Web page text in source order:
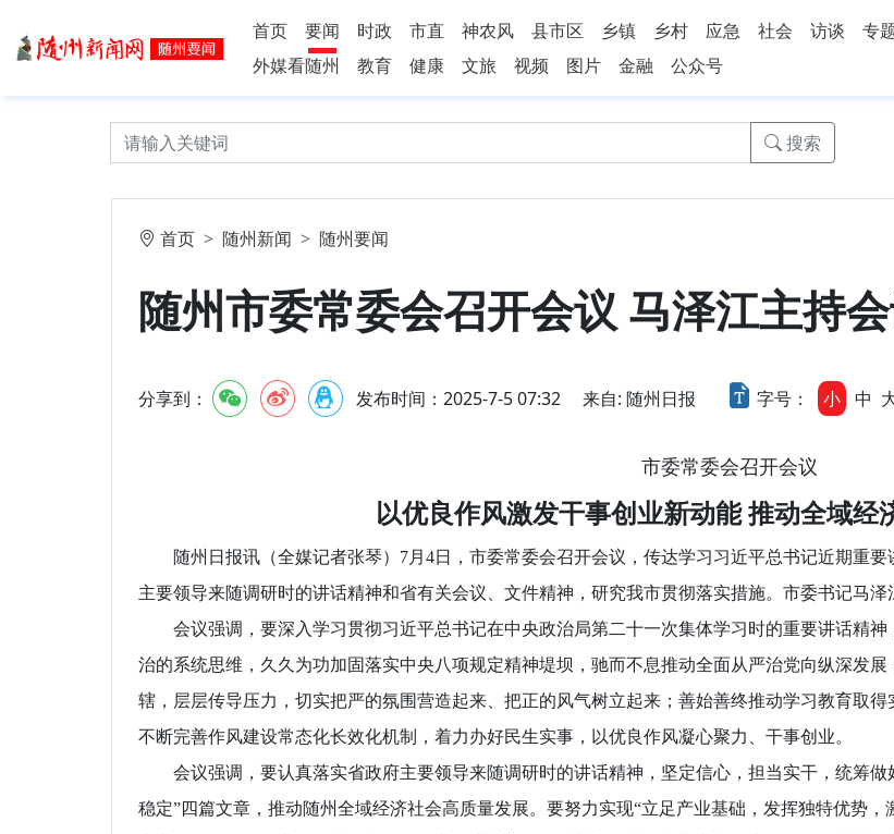
首页 要闻 时政 市直 神农风 县市区 乡镇 乡村 应急 社会 访谈 专
外媒看随州
教育 健康 文旅 视频 图片 金融 公众号
搜索
首页 随州新闻 随州要闻
随州市委常委会召开会议 马泽江主持
分享到： 发布时间：2025-7-5 07:32 来自: 随州日报 字号： 小 中
市委常委会召开会议
以优良作风激发干事创业新动能 推动全域经
随州日报讯（全媒记者张琴）7月4日，市委常委会召开会议，传达学习习近平总书记近期重要
主要领导来随调研时的讲话精神和省有关会议、文件精神，研究我市贯彻落实措施。市委书记马泽
会议强调，要深入学习贯彻习近平总书记在中央政治局第二十一次集体学习时的重要讲话精神
治的系统思维，久久为功加固落实中央八项规定精神堤坝，驰而不息推动全面从严治党向纵深发
辖，层层传导压力，切实把严的氛围营造起来、把正的风气树立起来；善始善终推动学习教育取
不断完善作风建设常态化长效化机制，着力办好民生实事，以优良作风凝心聚力、干事创业。
会议强调，要认真落实省政府主要领导来随调研时的讲话精神，坚定信心，担当实干，统筹做
稳定”四篇文章，推动随州全域经济社会高质量发展。要努力实现“立足产业基础，发挥独特优势